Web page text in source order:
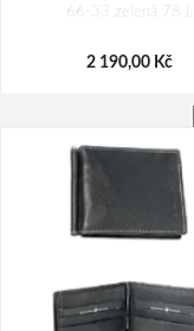
66-33 zelená 78 L
2 190,00 Kč